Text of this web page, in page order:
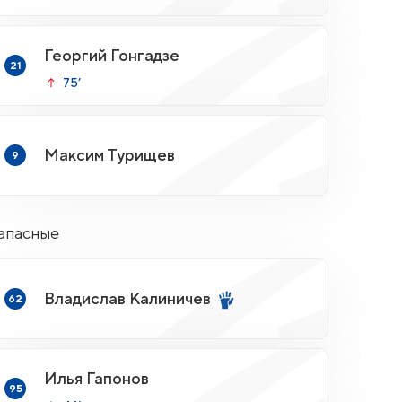
21
Георгий Гонгадзе
75’
9 Максим Турищев
62 Владислав Калиничев
95
Илья Гапонов